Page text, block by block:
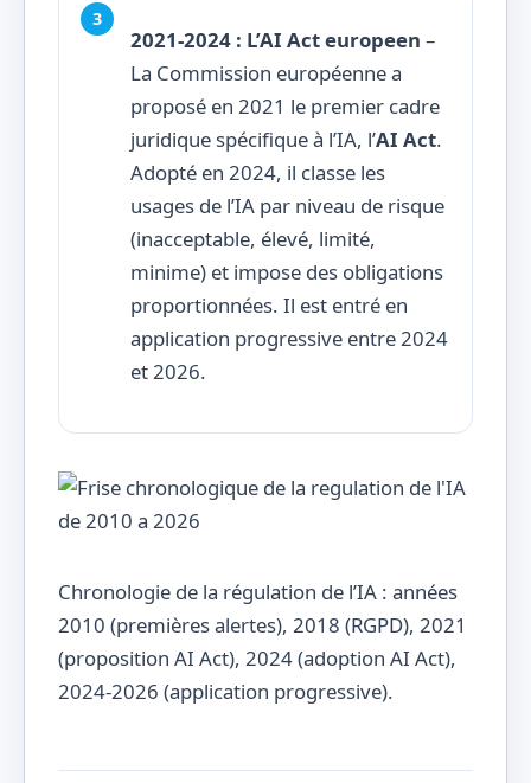
2021-2024 : L’AI Act europeen –
La Commission européenne a
proposé en 2021 le premier cadre
juridique spécifique à l’IA, l’AI Act.
Adopté en 2024, il classe les
usages de l’IA par niveau de risque
(inacceptable, élevé, limité,
minime) et impose des obligations
proportionnées. Il est entré en
application progressive entre 2024
et 2026.
Chronologie de la régulation de l’IA : années
2010 (premières alertes), 2018 (RGPD), 2021
(proposition AI Act), 2024 (adoption AI Act),
2024-2026 (application progressive).